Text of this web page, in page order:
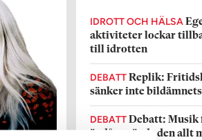
IDROTT OCH HÄLSA
aktiviteter lockar
till idrotten
DEBATT Replik:
sänker inte
DEBATT Debatt: Musik
ändå används den allt